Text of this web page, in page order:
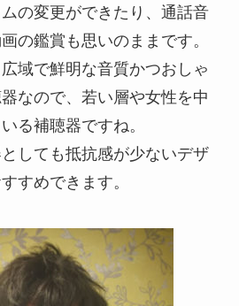
の変更ができたり、通話音
の鑑賞も思いのままです。
域で鮮明な音質かつおしゃ
なので、若い層や女性を中
る補聴器ですね。
しても抵抗感が少ないデザ
すめできます。